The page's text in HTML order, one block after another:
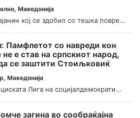
, Македонија
кој се здобил со тешка повре...
Памфлетот со навреди кон
е став на српскиот народ,
се заштити Стоиљковиќ
, Македонија
Лига на социјалдемократи...
загина во сообраќајна